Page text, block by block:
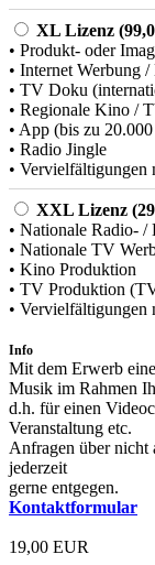
XL Lizenz
• Produkt- oder
• Internet Werbung
• TV Doku
• Regionale Kino /
• App (bis zu
• Radio Jingle
• Vervielfältigungen
XXL Lizenz
• Nationale Radio-
• Nationale TV
• Kino Produktion
• TV Produktion
• Vervielfältigungen
Info
Mit dem Erwerb
Musik im Rahmen
d.h. für einen
Veranstaltung etc.
Anfragen über nicht
jederzeit
gerne entgegen.
Kontaktformular
19,00 EUR